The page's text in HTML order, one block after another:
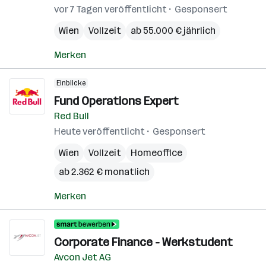
vor 7 Tagen veröffentlicht
Gesponsert
Wien
Vollzeit ab 55.000 € jährlich
Merken
Einblicke
Fund Operations Expert
Red Bull
Heute veröffentlicht
Gesponsert
Wien
Vollzeit
Homeoffice
ab 2.362 € monatlich
Merken
Corporate Finance - Werkstudent
Avcon Jet AG